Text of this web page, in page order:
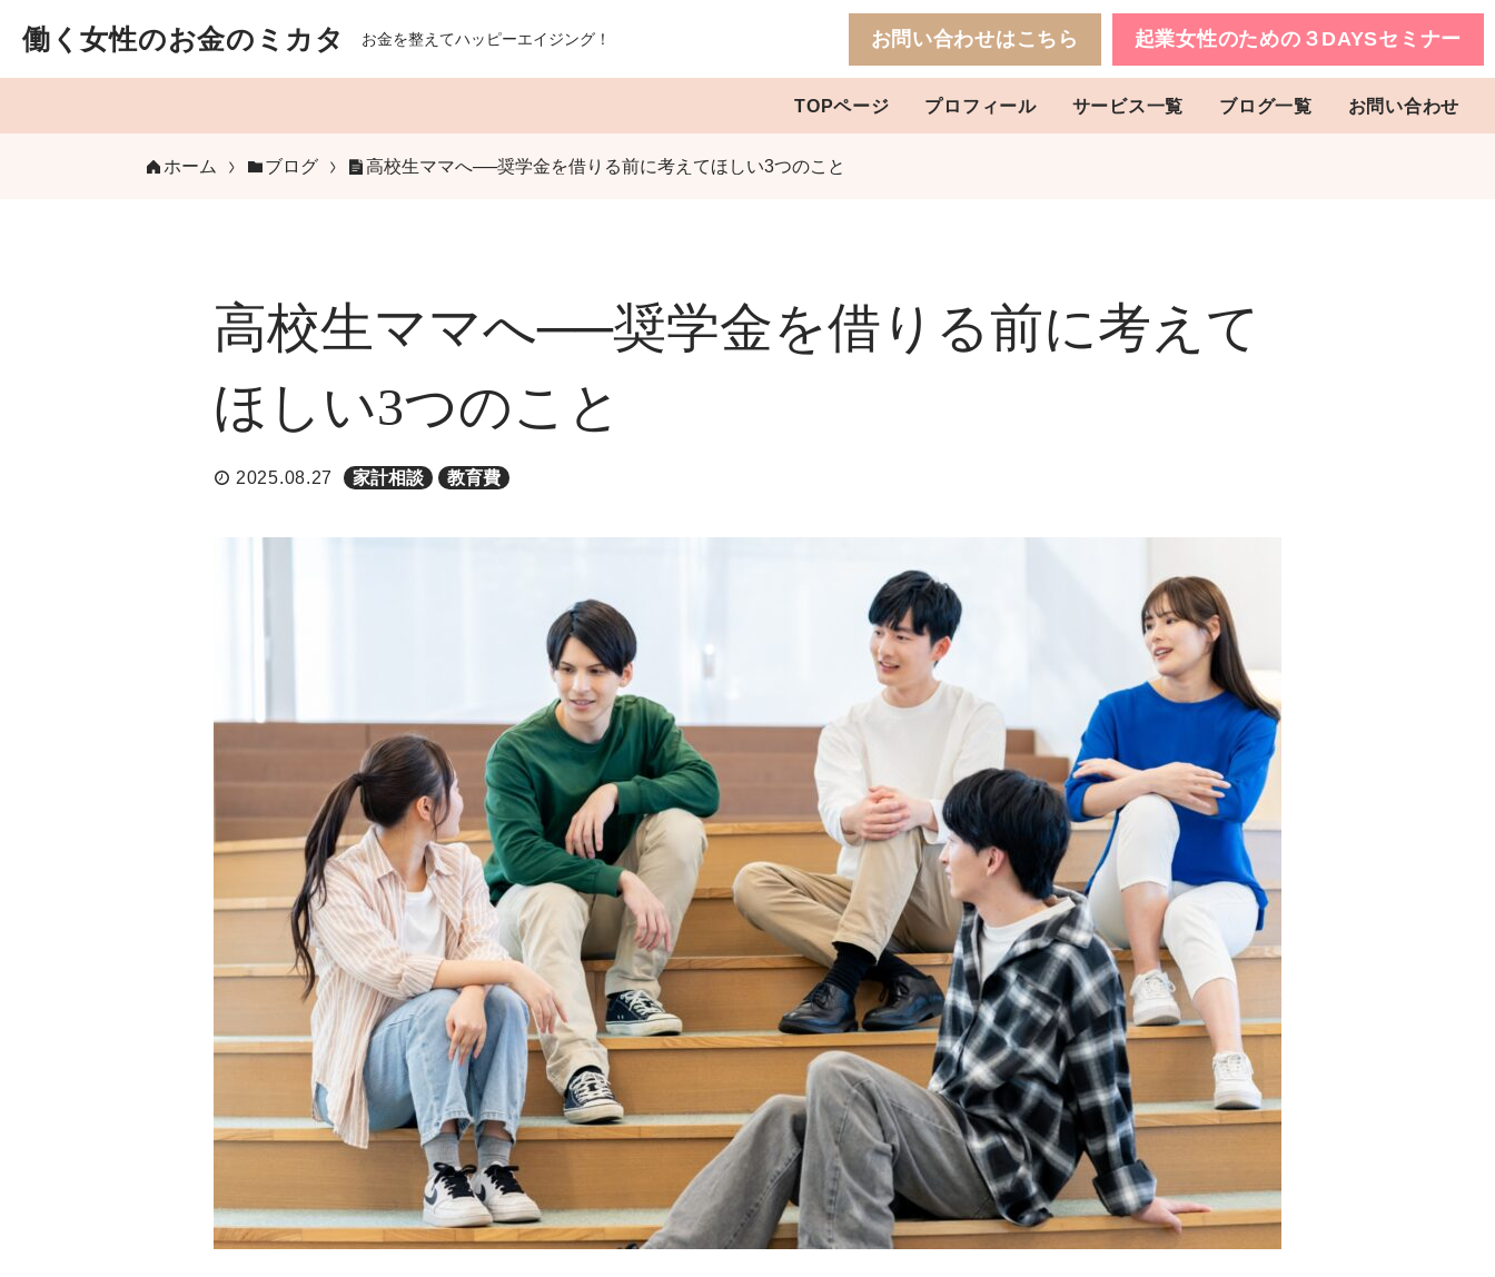
働く女性のお金のミカタ お金を整えてハッピーエイジング！ お問い合わせはこちら 起業女性のための３DAYSセミナー
TOPページ プロフィール サービス一覧 ブログ一覧 お問い合わせ
ホーム ブログ 高校生ママへ──奨学金を借りる前に考えてほしい3つのこと
高校生ママへ──奨学金を借りる前に考えて
ほしい3つのこと
2025.08.27 家計相談 教育費